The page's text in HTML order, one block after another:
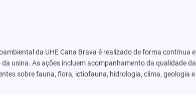
da UHE Cana Brava é realizado de forma contínua e
usina. As ações incluem acompanhamento da qualidade da
sobre fauna, flora, ictiofauna, hidrologia, clima, geologia e